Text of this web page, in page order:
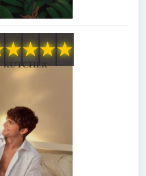
★
★
★
★